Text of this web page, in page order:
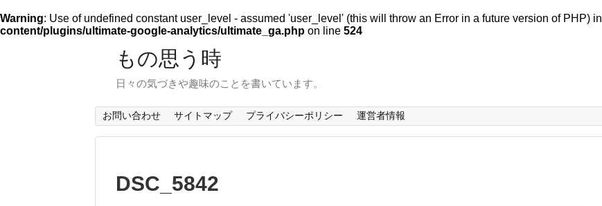
Warning: Use of undefined constant user_level - assumed 'user_level' (this will throw an Error in a future version of PHP) in
content/plugins/ultimate-google-analytics/ultimate_ga.php on line 524
もの思う時
日々の気づきや趣味のことを書いています。
お問い合わせ サイトマップ プライバシーポリシー 運営者情報
DSC_5842